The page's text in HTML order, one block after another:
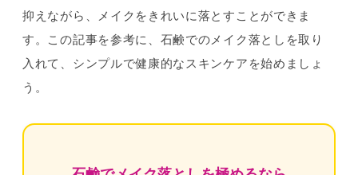
抑えながら、メイクをきれいに落とすことができま
す。この記事を参考に、石鹸でのメイク落としを取り
入れて、シンプルで健康的なスキンケアを始めましょ
う。